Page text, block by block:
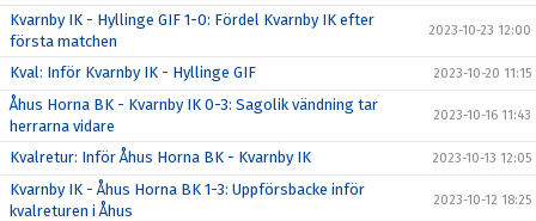
Kvarnby IK - Hyllinge GIF 1-0: Fördel Kvarnby IK efter
första matchen
2023-10-23 12:00
Kval: Inför Kvarnby IK - Hyllinge GIF 2023-10-20 11:15
Åhus Horna BK - Kvarnby IK 0-3: Sagolik vändning tar
herrarna vidare
2023-10-16 11:43
Kvalretur: Inför Åhus Horna BK - Kvarnby IK 2023-10-13 12:05
Kvarnby IK - Åhus Horna BK 1-3: Uppförsbacke inför
kvalreturen i Åhus
2023-10-12 18:25